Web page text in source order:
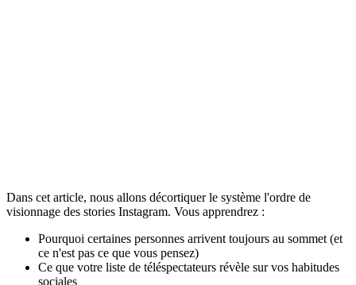
Dans cet article, nous allons décortiquer le système l'ordre de
visionnage des stories Instagram. Vous apprendrez :
Pourquoi certaines personnes arrivent toujours au sommet (et
ce n'est pas ce que vous pensez)
Ce que votre liste de téléspectateurs révèle sur vos habitudes
sociales